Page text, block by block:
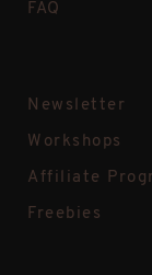
FAQ
Newsletter
Workshops
Affiliate
Freebies